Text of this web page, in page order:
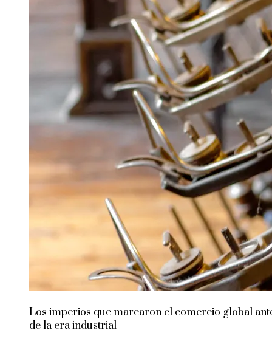
Los imperios que marcaron el comercio global
de la era industrial